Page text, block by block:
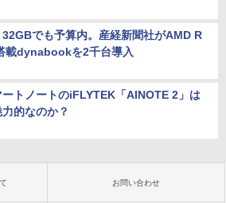
32GBでも予算内。産経新聞社がAMD R
載dynabookを2千台導入
トノートのiFLYTEK「AINOTE 2」は
的なのか？
お問い合わせ